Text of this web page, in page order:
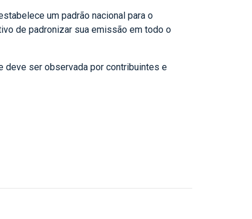
um padrão nacional para o
de padronizar sua emissão em todo o
deve ser observada por contribuintes e